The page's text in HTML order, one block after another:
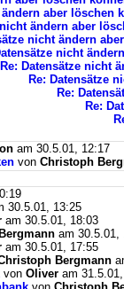
ändern aber löschen
nicht ändern aber
nicht ändern
nicht
Re: Datensätze nicht
Re: Datensätze
Re:
Re:
am 30.5.01, 12:17
von Christoph
30.5.01, 13:25
am 30.5.01, 18:03
am 30.5.01,
am 30.5.01, 17:55
Bergmann
von Oliver am